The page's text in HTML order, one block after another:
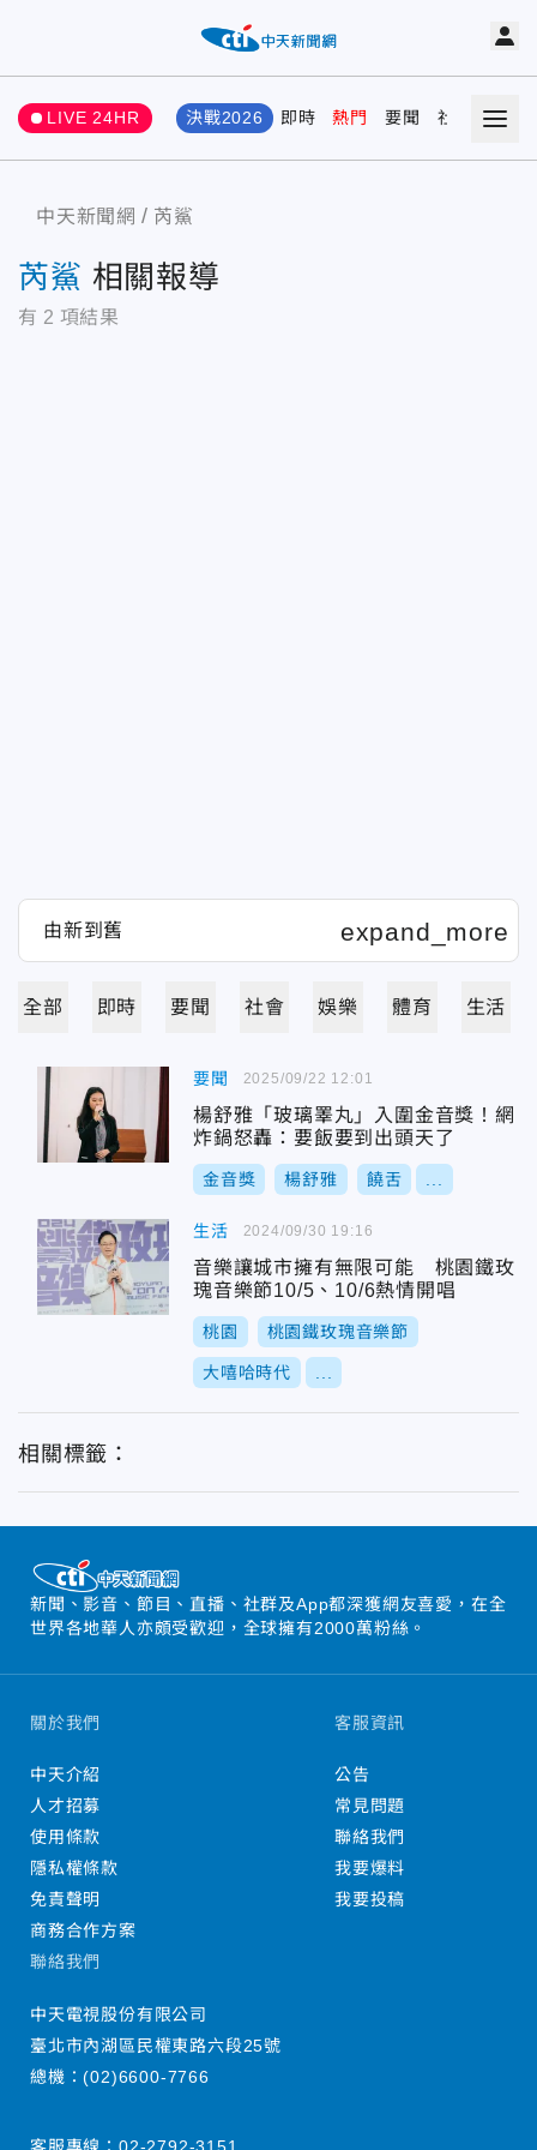
LIVE 24HR 決戰2026 即時 熱門 要聞 社會 娛樂
中天新聞網 芮鯊
芮鯊 相關報導
有 2 項結果
全部 即時 要聞 社會 娛樂 體育 生活
要聞
楊舒雅「玻璃睪丸」入圍金音獎！網
炸鍋怒轟：要飯要到出頭天了
金音獎 楊舒雅 饒舌
2025/09/22 12:01
生活
音樂讓城市擁有無限可能 桃園鐵玫
瑰音樂節10/5、10/6熱情開唱
桃園 桃園鐵玫瑰音樂節
大嘻哈時代
2024/09/30 19:16
相關標籤：
新聞、影音、節目、直播、社群及App都深獲網友喜愛，在全
世界各地華人亦頗受歡迎，全球擁有2000萬粉絲。
關於我們
中天介紹
人才招募
使用條款
隱私權條款
免責聲明
商務合作方案
客服資訊
公告
常見問題
聯絡我們
我要爆料
我要投稿
聯絡我們
中天電視股份有限公司
臺北市內湖區民權東路六段25號
總機：(02)6600-7766